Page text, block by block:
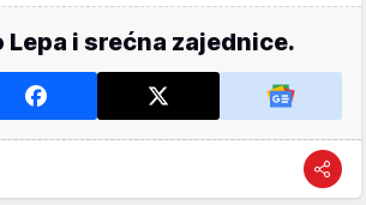
Lepa i srećna zajednice.